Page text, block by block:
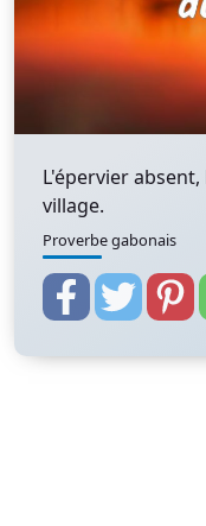
L'épervier
village.
Proverbe gabonais